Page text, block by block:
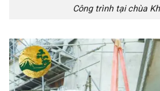
Công trình tại chùa